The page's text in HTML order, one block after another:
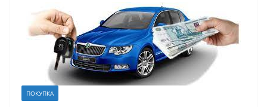
ПОКУПКА